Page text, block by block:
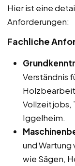
Hier ist eine
Anforderungen:
Fachliche
Verständnis
Vollzeitjobs,
Iggelheim.
und
wie Sägen,